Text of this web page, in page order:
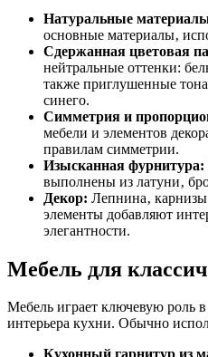
Натуральные
основные материалы‚
Сдержанная цветовая
нейтральные оттенки:
также приглушенные тона
синего.
Симметрия и
мебели и элементов
правилам симметрии.
Изысканная фурнитура:
выполнены из латуни‚
Декор: Лепнина‚
элементы добавляют
элегантности.
Мебель для
Мебель играет ключевую роль в
интерьера кухни. Обычно